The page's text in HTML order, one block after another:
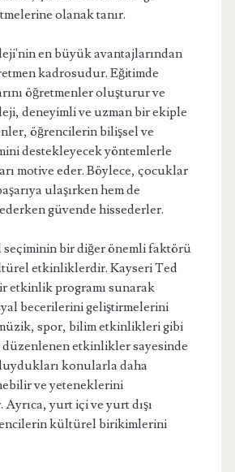
olanak tanır.
en büyük avantajlarından
kadrosudur. Eğitimde
öğretmenler oluşturur ve
deneyimli ve uzman bir ekiple
öğrencilerin bilişsel ve
destekleyecek yöntemlerle
motive eder. Böylece, çocuklar
ulaşırken hem de
güvende hissederler.
bir diğer önemli faktörü
etkinliklerdir. Kayseri Ted
etkinlik programı sunarak
becerilerini geliştirmelerini
spor, bilim etkinlikleri gibi
etkinlikler sayesinde
konularla daha
ve yeteneklerini
yurt içi ve yurt dışı
kültürel birikimlerini